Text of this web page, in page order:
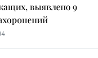
выявлено 9